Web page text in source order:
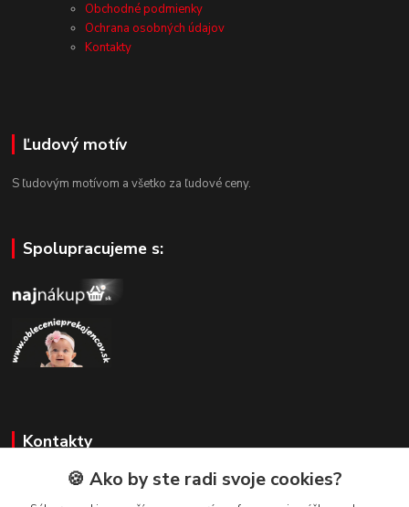
Obchodné podmienky
Ochrana osobných údajov
Kontakty
Ľudový motív
S ľudovým motívom a všetko za ľudové ceny.
Spolupracujeme s:
Kontakty
Zákaznícka podpora
+421 908 479 200
🍪 Ako by ste radi svoje cookies?